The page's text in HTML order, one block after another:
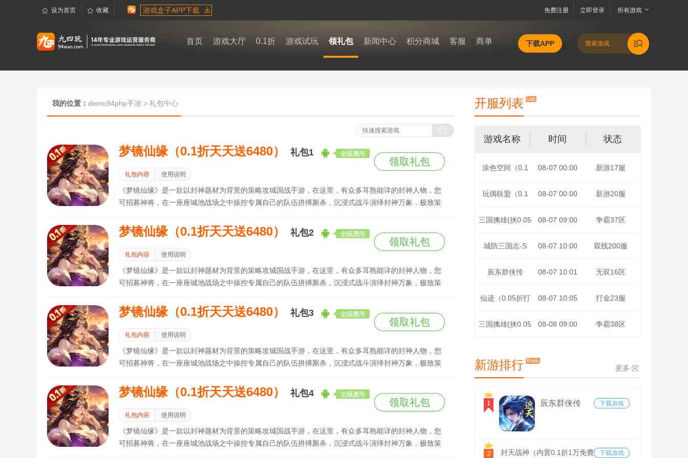
设为首页 收藏 游戏盒子APP下载 所有游戏
立即登录
免费注册
首页 游戏大厅 0.1折 游戏试玩 领礼包 新闻中心 积分商城 客服 商单 下载APP
我的位置： demo94php手游 > 礼包中心
梦镜仙缘（0.1折天天送6480） 礼包1
礼包内容 使用说明
领取礼包
《梦镜仙缘》是一款以封神题材为背景的策略攻城国战手游，在这里，有众多耳熟能详的封神人物，您
可招募神将，在一座座城池战场之中操控专属自己的队伍拼搏厮杀，沉浸式战斗演绎封神万象，极致策
诗，自此开启！
梦镜仙缘（0.1折天天送6480） 礼包2
礼包内容 使用说明
领取礼包
《梦镜仙缘》是一款以封神题材为背景的策略攻城国战手游，在这里，有众多耳熟能详的封神人物，您
可招募神将，在一座座城池战场之中操控专属自己的队伍拼搏厮杀，沉浸式战斗演绎封神万象，极致策
诗，自此开启！
梦镜仙缘（0.1折天天送6480） 礼包3
礼包内容 使用说明
领取礼包
《梦镜仙缘》是一款以封神题材为背景的策略攻城国战手游，在这里，有众多耳熟能详的封神人物，您
可招募神将，在一座座城池战场之中操控专属自己的队伍拼搏厮杀，沉浸式战斗演绎封神万象，极致策
诗，自此开启！
梦镜仙缘（0.1折天天送6480） 礼包4
礼包内容 使用说明
领取礼包
《梦镜仙缘》是一款以封神题材为背景的策略攻城国战手游，在这里，有众多耳熟能详的封神人物，您
可招募神将，在一座座城池战场之中操控专属自己的队伍拼搏厮杀，沉浸式战斗演绎封神万象，极致策
开服列表
游戏名称 时间 状态
涂色空间（0.1
折仙域主宰）
08-07 00:00 新游17服
玩偶联盟（0.1
折开局送v10）
08-07 00:00 新游20服
三国擒雄(挟0.05
折以令诸侯)
08-07 09:00 争霸37区
城防三国志-S 08-07 10:00 双线200服
辰东群侠传
（0.1荒天帝
版）
08-07 10:01 无双16区
仙迹（0.05折打
金免充版）
08-07 10:05 打金23服
三国擒雄(挟0.05 08-08 09:00 争霸38区
新游排行 更多
辰东群侠传
下载游戏
封天战神（内置0.1折1万免费版）下载游戏